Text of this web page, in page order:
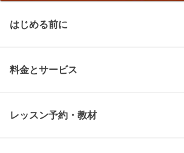
はじめる前に
料金とサービス
レッスン予約・教材